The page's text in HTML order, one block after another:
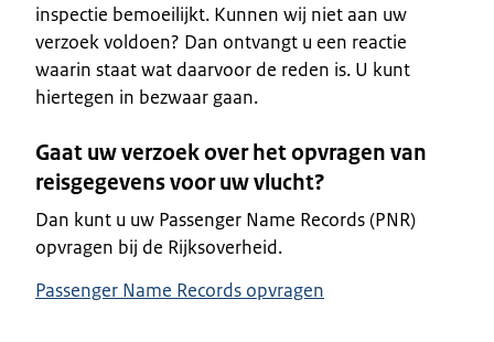
inspectie bemoeilijkt. Kunnen wij niet aan uw
verzoek voldoen? Dan ontvangt u een reactie
waarin staat wat daarvoor de reden is. U kunt
hiertegen in bezwaar gaan.
Gaat uw verzoek over het opvragen van
reisgegevens voor uw vlucht?
Dan kunt u uw Passenger Name Records (PNR)
opvragen bij de Rijksoverheid.
Passenger Name Records opvragen